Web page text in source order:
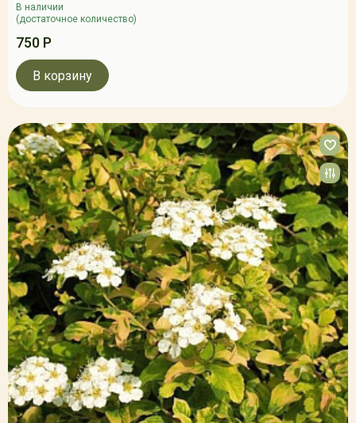
В наличии
(достаточное количество)
750 Р
В корзину